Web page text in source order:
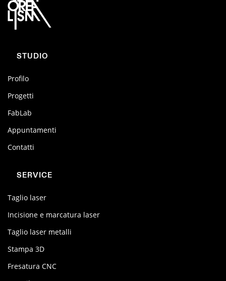
STUDIO
Profilo
Progetti
FabLab
Appuntamenti
Contatti
SERVICE
Taglio laser
Incisione e marcatura laser
Taglio laser metalli
Stampa 3D
Fresatura CNC